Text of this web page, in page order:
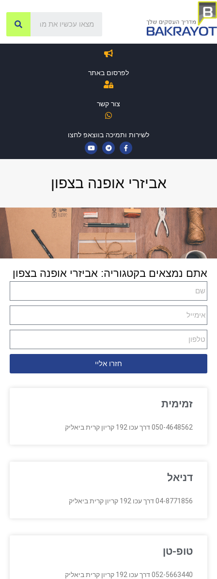
לפרסום באתר
צור קשר
לשירות ותמיכה בווצאפ לחצו
אביזרי אופנה בצפון
אתם נמצאים בקטגוריה: אביזרי אופנה בצפון
חזרו אליי
זמימית
050-4648562 דרך עכו 192 קריון קרית ביאליק
דניאל
04-8771856 דרך עכו 192 קריון קרית ביאליק
טופ-טן
052-5663440 דרך עכו 192 קריון קרית ביאליק